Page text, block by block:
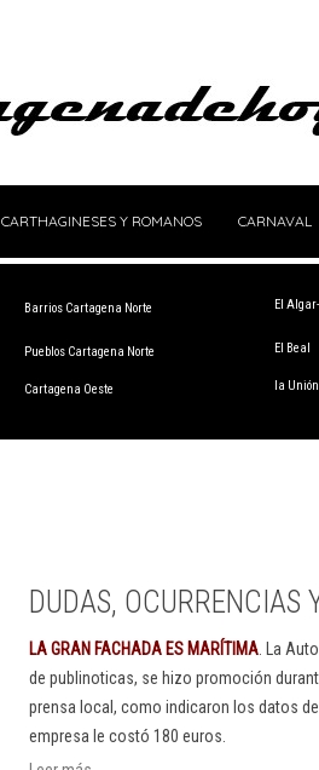
CARTHAGINESES Y ROMANOS CARNAVAL
Barrios Cartagena Norte
Pueblos Cartagena Norte
Cartagena Oeste
El
El Beal
la Unión
DUDAS, OCURRENCIAS
LA GRAN FACHADA ES MARÍTIMA . La
de publinoticas, se hizo promoción
prensa local, como indicaron los datos
empresa le costó 180 euros.